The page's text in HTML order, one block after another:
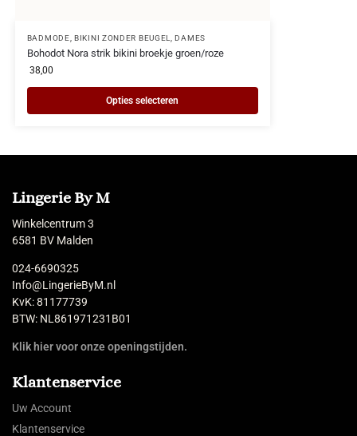
BADMODE ,BIKINI ZONDER BEUGEL ,DAMES
Bohodot Nora strik bikini broekje groen/roze
38,00
Opties selecteren
Lingerie By M
Winkelcentrum 3
6581 BV Malden
024-6690325
Info@LingerieByM.nl
KvK: 81177739
BTW: NL861971231B01
Klik hier voor onze openingstijden.
Klantenservice
Uw Account
Klantenservice